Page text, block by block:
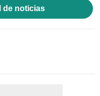
de noticias